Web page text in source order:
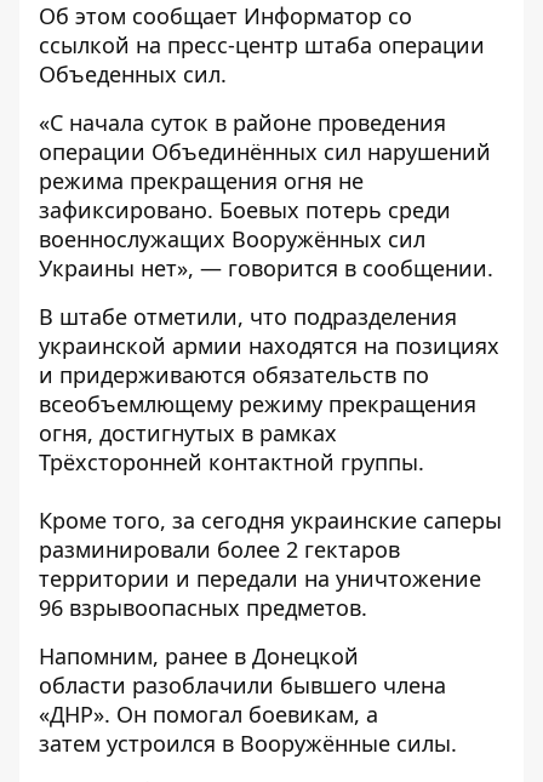
Об этом сообщает Информатор со
ссылкой на пресс-центр штаба операции
Объеденных сил.
«С начала суток в районе проведения
операции Объединённых сил нарушений
режима прекращения огня не
зафиксировано. Боевых потерь среди
военнослужащих Вооружённых сил
Украины нет», — говорится в сообщении.
В штабе отметили, что подразделения
украинской армии находятся на позициях
и придерживаются обязательств по
всеобъемлющему режиму прекращения
огня, достигнутых в рамках
Трёхсторонней контактной группы.
Кроме того, за сегодня украинские саперы
разминировали более 2 гектаров
территории и передали на уничтожение
96 взрывоопасных предметов.
Напомним, ранее в Донецкой
области разоблачили бывшего члена
«ДНР». Он помогал боевикам, а
затем устроился в Вооружённые силы.